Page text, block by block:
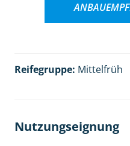
Reifegruppe: Mittelfrüh
Nutzungseignung